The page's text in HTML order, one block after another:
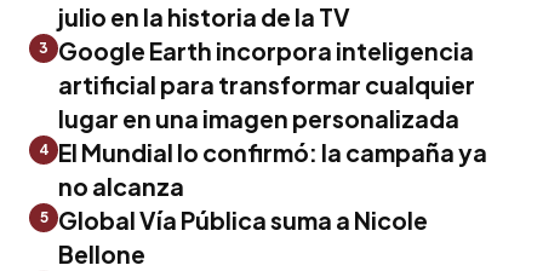
julio en la historia de la TV
3
Google Earth incorpora inteligencia
artificial para transformar cualquier
lugar en una imagen personalizada
4 El Mundial lo confirmó: la campaña ya
no alcanza
5
Global Vía Pública suma a Nicole
Bellone